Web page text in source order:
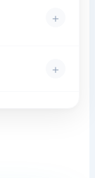
+
+